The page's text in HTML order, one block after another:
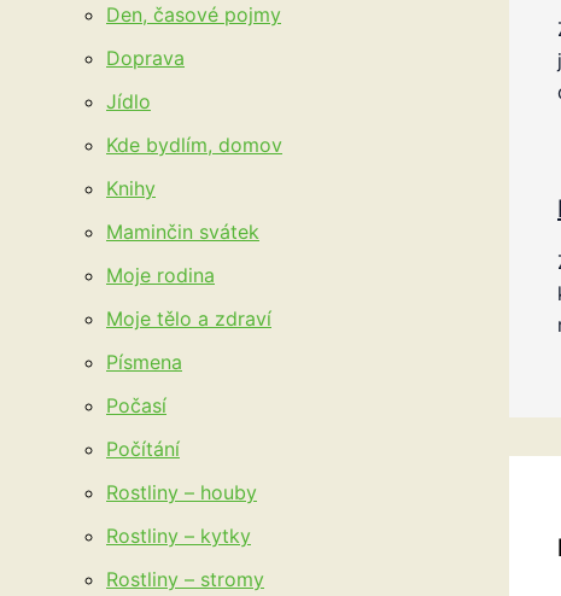
Den, časové pojmy
Doprava
Jídlo
Kde bydlím, domov
Knihy
Maminčin svátek
Moje rodina
Moje tělo a zdraví
Písmena
Počasí
Počítání
Rostliny – houby
Rostliny – kytky
Rostliny – stromy